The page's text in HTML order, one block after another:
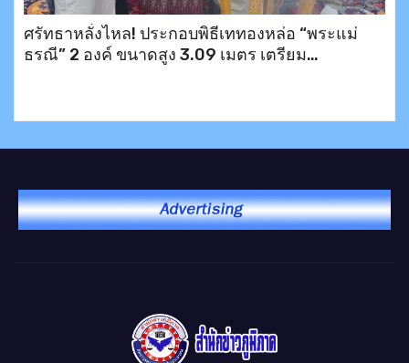
ศรัทธาหลั่งไหล! ประกอบพิธีเททองหล่อ “พระแม่
ธรณี” 2 องค์ ขนาดสูง 3.09 เมตร เตรียม
ประชาชน